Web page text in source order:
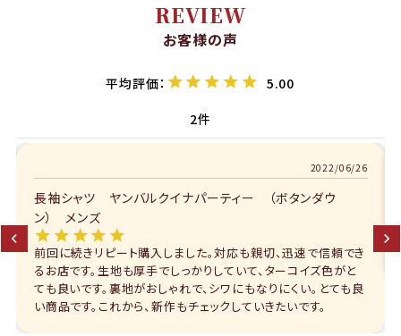
REVIEW
お客様の声
5.00
2
2022/06/26
長袖シャツ ヤンバルクイナパーティー （ボタンダウ
ン） メンズ
前回に続きリピート購入しました。対応も親切、迅速で信頼でき
るお店です。生地も厚手でしっかりしていて、ターコイズ色がと
ても良いです。裏地がおしゃれで、シワにもなりにくい。とても良
い商品です。これから、新作もチェックしていきたいです。